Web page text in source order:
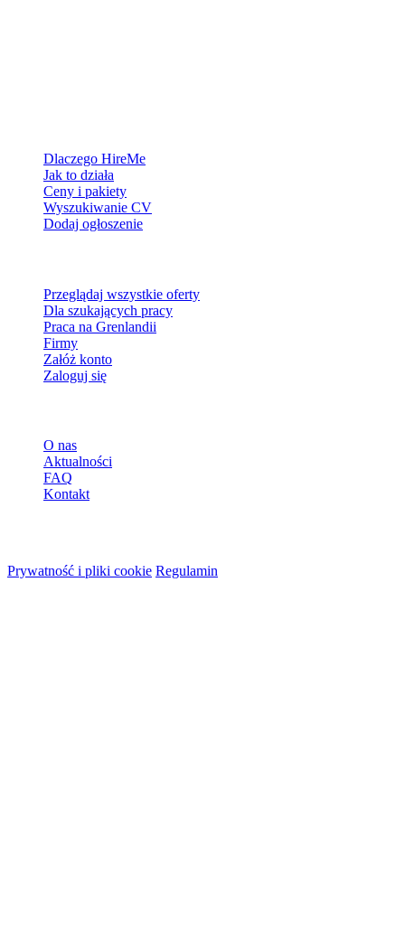
Dlaczego HireMe
Jak to działa
Ceny i pakiety
Wyszukiwanie CV
Dodaj ogłoszenie
Przeglądaj wszystkie oferty
Dla szukających pracy
Praca na Grenlandii
Firmy
Załóż konto
Zaloguj się
O nas
Aktualności
FAQ
Kontakt
Prywatność i pliki cookie Regulamin